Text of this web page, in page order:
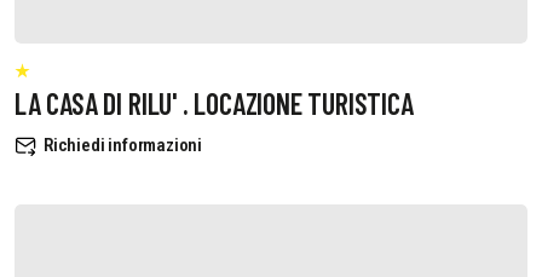
LA CASA DI RILU' . LOCAZIONE TURISTICA
Richiedi informazioni